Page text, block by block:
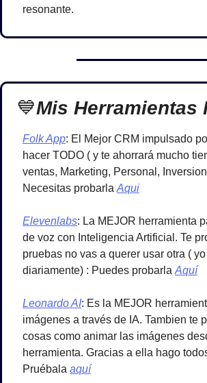
resonante.
💙Mis Herramientas
Folk App: El Mejor CRM impulsado
hacer TODO ( y te ahorrará mucho
ventas, Marketing, Personal,
Necesitas probarla Aqui
Elevenlabs: La MEJOR herramienta
de voz con Inteligencia Artificial. Te
pruebas no vas a querer usar otra (
diariamente) : Puedes probarla Aquí
Leonardo AI: Es la MEJOR
imágenes a través de IA. Tambien te
cosas como animar las imágenes
herramienta. Gracias a ella hago
Pruébala aquí